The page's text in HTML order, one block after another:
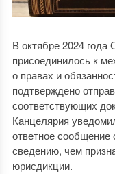
В октябре 2024 года
присоединилось к
о правах и
подтверждено
соответствующих
Канцелярия
ответное сообщение
сведению, чем
юрисдикции.